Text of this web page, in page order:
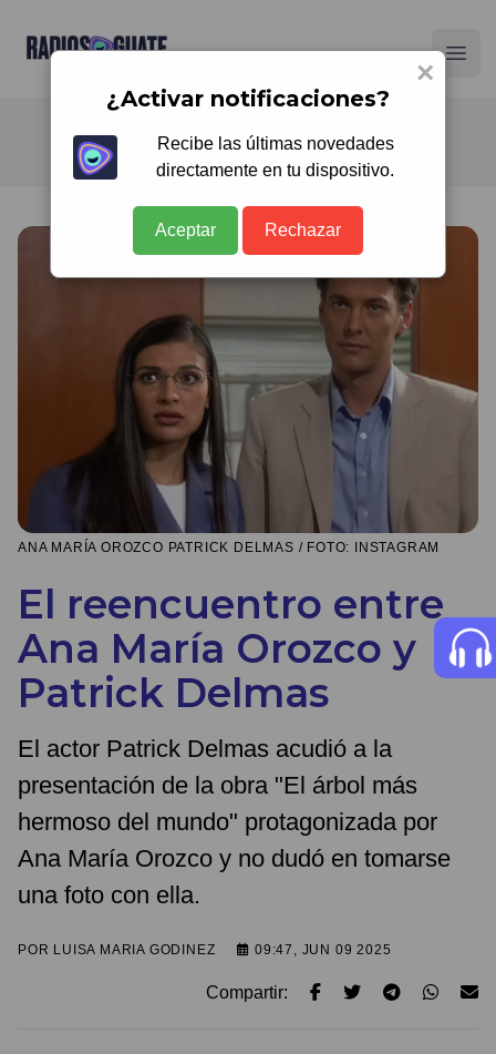
Radios Guate
ANA MARÍA OROZCO PATRICK DELMAS / FOTO: INSTAGRAM
El reencuentro entre
Ana María Orozco y
Patrick Delmas
El actor Patrick Delmas acudió a la
presentación de la obra "El árbol más
hermoso del mundo" protagonizada por
Ana María Orozco y no dudó en tomarse
una foto con ella.
POR LUISA MARIA GODINEZ 09:47, JUN 09 2025
Compartir:
×
¿Activar notificaciones?
Recibe las últimas novedades
directamente en tu dispositivo.
Aceptar Rechazar